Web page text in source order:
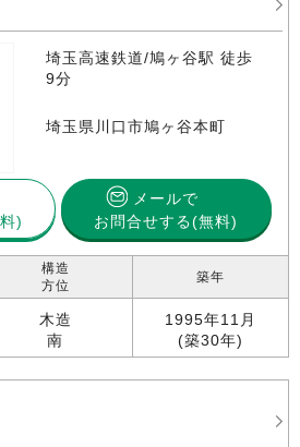
埼玉高速鉄道/鳩ヶ谷駅 徒歩
9分
埼玉県川口市鳩ヶ谷本町
メールで
お問合せする(無料)
構造
方位
木造
南
築年
1995年11月
(築30年)